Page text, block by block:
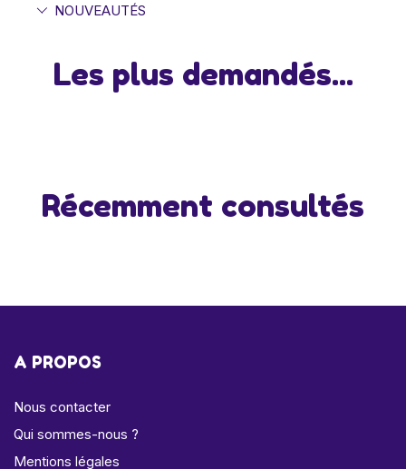
NOUVEAUTÉS
Les plus demandés...
Récemment consultés
A PROPOS
Nous contacter
Qui sommes-nous ?
Mentions légales